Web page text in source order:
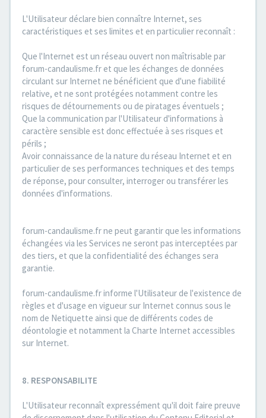
L'Utilisateur déclare bien connaître Internet, ses
caractéristiques et ses limites et en particulier reconnaît :
Que l'Internet est un réseau ouvert non maîtrisable par
forum-candaulisme.fr et que les échanges de données
circulant sur Internet ne bénéficient que d'une fiabilité
relative, et ne sont protégées notamment contre les
risques de détournements ou de piratages éventuels ;
Que la communication par l'Utilisateur d'informations à
caractère sensible est donc effectuée à ses risques et
périls ;
Avoir connaissance de la nature du réseau Internet et en
particulier de ses performances techniques et des temps
de réponse, pour consulter, interroger ou transférer les
données d'informations.
forum-candaulisme.fr ne peut garantir que les informations
échangées via les Services ne seront pas interceptées par
des tiers, et que la confidentialité des échanges sera
garantie.
forum-candaulisme.fr informe l'Utilisateur de l'existence de
règles et d'usage en vigueur sur Internet connus sous le
nom de Netiquette ainsi que de différents codes de
déontologie et notamment la Charte Internet accessibles
sur Internet.
8. RESPONSABILITE
L'Utilisateur reconnaît expressément qu'il doit faire preuve